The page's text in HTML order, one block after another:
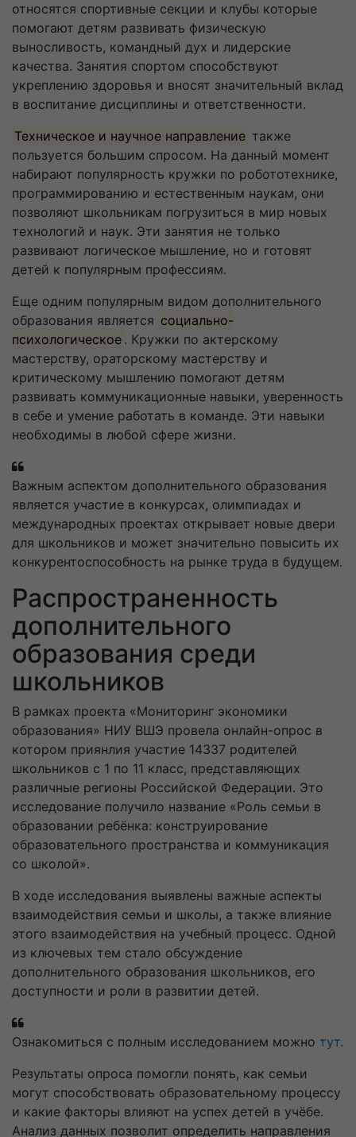
относятся спортивные секции и клубы которые
помогают детям развивать физическую
выносливость, командный дух и лидерские
качества. Занятия спортом способствуют
укреплению здоровья и вносят значительный вклад
в воспитание дисциплины и ответственности.
Техническое и научное направление также
пользуется большим спросом. На данный момент
набирают популярность кружки по робототехнике,
программированию и естественным наукам, они
позволяют школьникам погрузиться в мир новых
технологий и наук. Эти занятия не только
развивают логическое мышление, но и готовят
детей к популярным профессиям.
Еще одним популярным видом дополнительного
образования является социально-
психологическое . Кружки по актерскому
мастерству, ораторскому мастерству и
критическому мышлению помогают детям
развивать коммуникационные навыки, уверенность
в себе и умение работать в команде. Эти навыки
необходимы в любой сфере жизни.
Важным аспектом дополнительного образования
является участие в конкурсах, олимпиадах и
международных проектах открывает новые двери
для школьников и может значительно повысить их
конкурентоспособность на рынке труда в будущем.
Распространенность
дополнительного
образования среди
школьников
В рамках проекта «Мониторинг экономики
образования» НИУ ВШЭ провела онлайн-опрос в
котором приянлия участие 14337 родителей
школьников с 1 по 11 класс, представляющих
различные регионы Российской Федерации. Это
исследование получило название «Роль семьи в
образовании ребёнка: конструирование
образовательного пространства и коммуникация
со школой».
В ходе исследования выявлены важные аспекты
взаимодействия семьи и школы, а также влияние
этого взаимодействия на учебный процесс. Одной
из ключевых тем стало обсуждение
дополнительного образования школьников, его
доступности и роли в развитии детей.
Ознакомиться с полным исследованием можно тут.
Результаты опроса помогли понять, как семьи
могут способствовать образовательному процессу
и какие факторы влияют на успех детей в учёбе.
Анализ данных позволит определить направления